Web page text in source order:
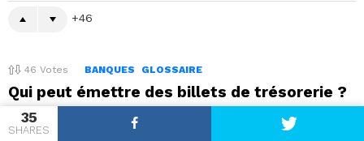
35
SHARES
46
46 Votes BANQUES GLOSSAIRE
Qui peut émettre des billets de trésorerie ?